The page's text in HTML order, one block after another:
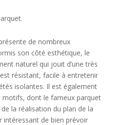
de nombreux
son côté esthétique, le
naturel qui jouit d’une très
résistant, facile à entretenir
isolantes. Il est également
motifs, dont le fameux parquet
la réalisation du plan de la
intéressant de bien prévoir